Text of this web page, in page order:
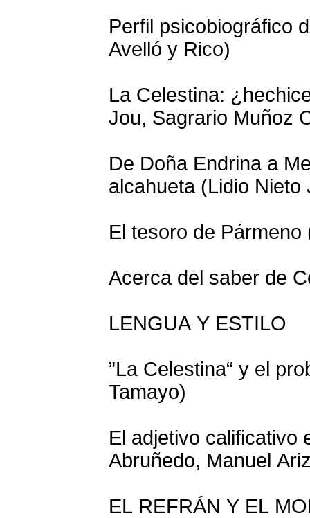
Perfil psicobiográfico
Avelló y Rico)
La Celestina:
Jou, Sagrario Muñoz
De Doña Endrina a
alcahueta (Lidio Nieto
El tesoro de
Acerca del saber de
LENGUA Y ESTILO
”La Celestina“ y el
Tamayo)
El adjetivo calificativo
Abruñedo, Manuel
EL REFRÁN Y EL